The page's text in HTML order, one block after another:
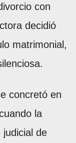
con
decidió
matrimonial,
concretó en
la
judicial de